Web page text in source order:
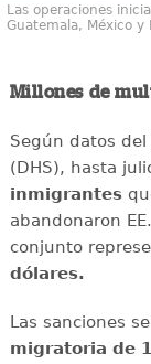
Las operaciones
Guatemala, México y
Millones de
Según datos
(DHS), hasta
inmigrantes
abandonaron
conjunto
dólares.
Las sanciones
migratoria de